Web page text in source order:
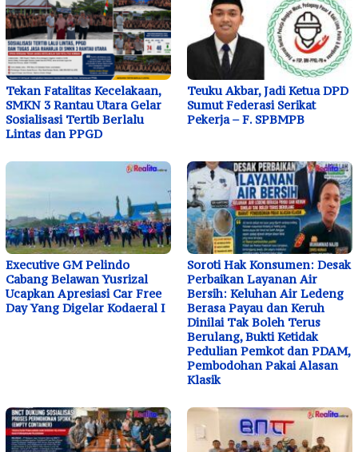
Tekan Fatalitas Kecelakaan,
SMKN 3 Rantau Utara Gelar
Sosialisasi Tertib Berlalu
Lintas dan PPGD
Teuku Akbar, Jadi Ketua DPD
Sumut Federasi Serikat
Pekerja – F. SPBMPB
Executive GM Pelindo
Cabang Belawan Yusrizal
Ucapkan Apresiasi Car Free
Day Yang Digelar Kodaeral I
Soroti Hak Konsumen: Desak
Perbaikan Layanan Air
Bersih: Keluhan Air Ledeng
Berasa Payau dan Keruh
Dinilai Tak Boleh Terus
Berulang, Bukti Ketidak
Pedulian Pemkot dan PDAM,
Pembodohan Pakai Alasan
Klasik